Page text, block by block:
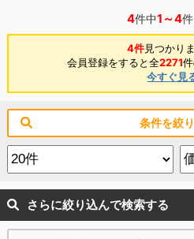
4件中1～4
4件見つかり
会員登録をすると全2271
今すぐ見
条件を絞
さらに絞り込んで検索する